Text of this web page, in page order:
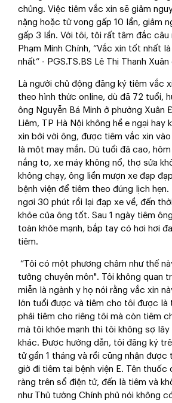
chủng. Việc tiêm vắc xin sẽ giảm
nặng hoặc tử vong gấp 10 lần, giảm
gấp 3 lần. Với tôi, tôi rất tâm đắc câu
Phạm Minh Chính, “Vắc xin tốt nhất
nhất” - PGS.TS.BS Lê Thị Thanh Xuân
Là người chủ động đăng ký tiêm vắc
theo hình thức online, dù đã 72 tuổi,
ông Nguyễn Bá Minh ở phường Xuân
Liêm, TP Hà Nội không hề e ngại hay
xin bởi với ông, được tiêm vắc xin
là một may mắn. Dù tuổi đã cao,
nắng to, xe máy không nổ, thợ sửa
không chạy, ông liền mượn xe đạp
bệnh viện để tiêm theo đúng lịch
ngơi 30 phút rồi lại đạp xe về, đến
khỏe của ông tốt. Sau 1 ngày tiêm
toàn khỏe mạnh, bắp tay có hơi hơi
tiêm.
“Tôi có một phương châm như thế
tưởng chuyên môn". Tôi không quan
miễn là ngành y họ nói rằng vắc xin
lớn tuổi được và tiêm cho tôi được là
phải tiêm cho riêng tôi mà còn tiêm
mà tôi khỏe mạnh thì tôi không sợ lây
khác. Được hướng dẫn, tôi đăng ký
tử gần 1 tháng và rồi cũng nhận được
giờ đi tiêm tại bệnh viện E. Tên thuốc
ràng trên sổ điện tử, đến là tiêm và
như Thủ tướng Chính phủ nói không